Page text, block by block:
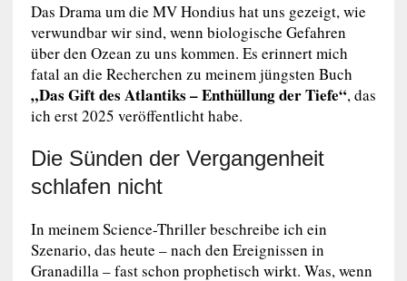
Das Drama um die MV Hondius hat uns gezeigt, wie
verwundbar wir sind, wenn biologische Gefahren
über den Ozean zu uns kommen. Es erinnert mich
fatal an die Recherchen zu meinem jüngsten Buch
„Das Gift des Atlantiks – Enthüllung der Tiefe“, das
ich erst 2025 veröffentlicht habe.
Die Sünden der Vergangenheit
schlafen nicht
In meinem Science-Thriller beschreibe ich ein
Szenario, das heute – nach den Ereignissen in
Granadilla – fast schon prophetisch wirkt. Was, wenn